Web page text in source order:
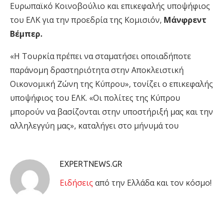
Ευρωπαϊκό Κοινοβούλιο και επικεφαλής υποψήφιος
του ΕΛΚ για την προεδρία της Κομισιόν, Μάνφρεντ
Βέμπερ.
«Η Τουρκία πρέπει να σταματήσει οποιαδήποτε
παράνομη δραστηριότητα στην Αποκλειστική
Οικονομική Ζώνη της Κύπρου», τονίζει ο επικεφαλής
υποψήφιος του ΕΛΚ. «Οι πολίτες της Κύπρου
μπορούν να βασίζονται στην υποστήριξή μας και την
αλληλεγγύη μας», καταλήγει στο μήνυμά του
EXPERTNEWS.GR
Eιδήσεις από την Ελλάδα και τον κόσμο!